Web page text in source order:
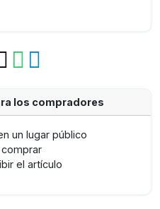
los compradores
un lugar público
el artículo